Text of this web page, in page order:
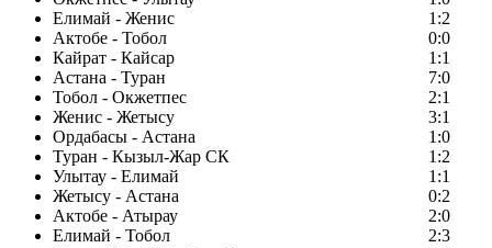
Елимай - Женис
1:2
Актобе - Тобол
0:0
Кайрат - Кайсар
1:1
Астана - Туран
7:0
Тобол - Окжетпес
2:1
Женис - Жетысу
3:1
Ордабасы - Астана
1:0
Туран - Кызыл-Жар СК
1:2
Улытау - Елимай
1:1
Жетысу - Астана
0:2
Актобе - Атырау
2:0
Елимай - Тобол
2:3